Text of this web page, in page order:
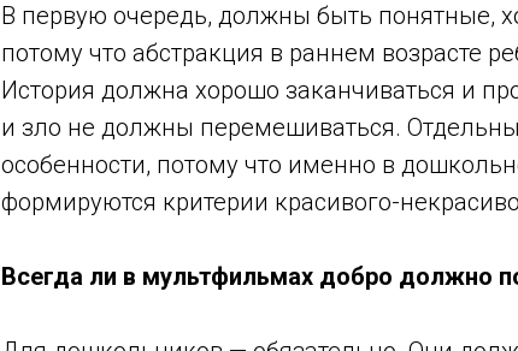
В первую очередь, должны быть понятные,
потому что абстракция в раннем возрасте
История должна хорошо заканчиваться и
и зло не должны перемешиваться.
особенности, потому что именно в
формируются критерии красивого-
Всегда ли в мультфильмах добро должно